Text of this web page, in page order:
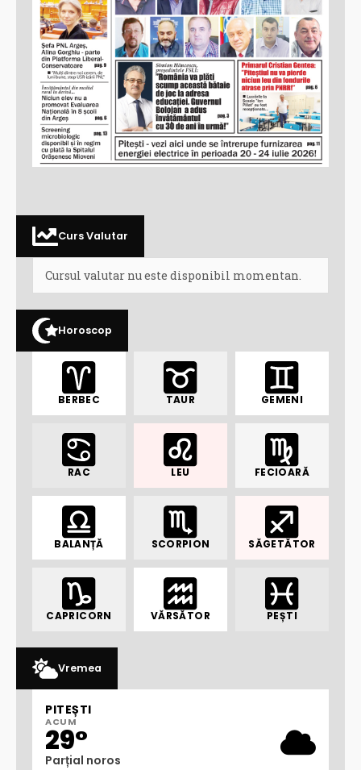
Curs Valutar
Cursul valutar nu este disponibil momentan.
Horoscop
BERBEC TAUR GEMENI
RAC LEU FECIOARĂ
BALANȚĂ SCORPION SĂGETĂTOR
CAPRICORN VĂRSĂTOR PEȘTI
Vremea
PITEȘTI
ACUM
29°
Parțial noros